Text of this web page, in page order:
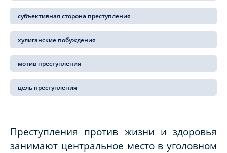
субъективная сторона преступления
хулиганские побуждения
мотив преступления
цель преступления
Преступления против жизни и здоровья
занимают центральное место в уголовном